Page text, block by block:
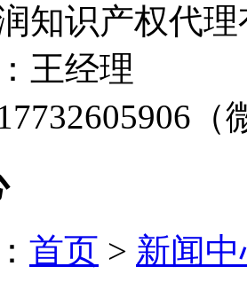
知识产权代
王经理
（
首页 > 新闻